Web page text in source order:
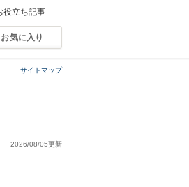
役立ち記事
お気に入り
サイトマップ
2026/08/05更新